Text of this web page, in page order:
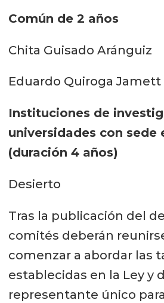
Común de 2 años
Chita Guisado Aránguiz
Eduardo Quiroga Jamett
Instituciones de
universidades con sede
(duración 4 años)
Desierto
Tras la publicación del
comités deberán
comenzar a abordar las
establecidas en la Ley y
representante único